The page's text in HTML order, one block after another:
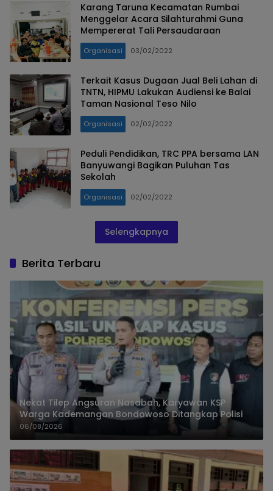
Karang Taruna Kecamatan Rumbai
Menggelar Acara Silahturahmi Guna
Mempererat Tali Persaudaraan
Organisasi 03/02/2022
Terkait Kasus Dugaan Jual Beli Lahan di
TNTN, HIPMU Lakukan Audiensi ke Balai
Taman Nasional Teso Nilo
Organisasi 02/02/2022
Peduli Pendidikan, TRC PPA bersama LAN
Banyuwangi Bagikan Puluhan Tas
Sekolah
Organisasi 02/02/2022
Selengkapnya
Berita Terbaru
Nekat Tilep Angsuran Nasabah, Karyawan KSP
Warga Kademangan Bondowoso Ditangkap Polisi
06/08/2026